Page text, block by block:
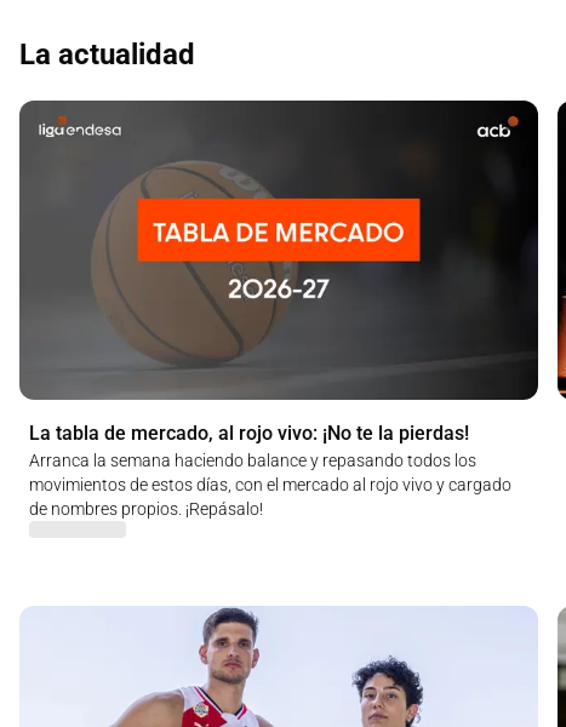
La actualidad
La tabla de mercado, al rojo vivo: ¡No te la pierdas!
Arranca la semana haciendo balance y repasando todos los
movimientos de estos días, con el mercado al rojo vivo y cargado
de nombres propios. ¡Repásalo!